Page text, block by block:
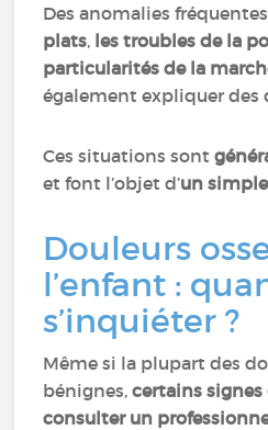
Des anomalies
plats, les troubles de la
particularités de la
également expliquer des
Ces situations sont
et font l’objet d’un
Douleurs
l’enfant :
s’inquiéter ?
Même si la plupart des
bénignes,certains
consulter un